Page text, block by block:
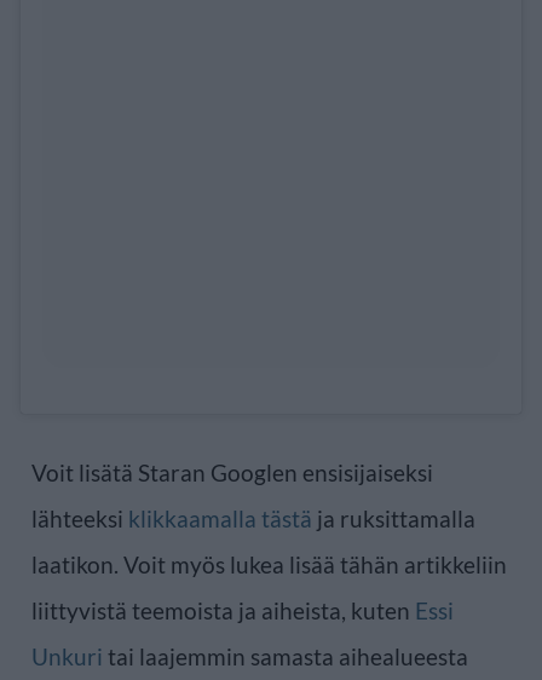
Voit lisätä Staran Googlen ensisijaiseksi
lähteeksi klikkaamalla tästä ja ruksittamalla
laatikon. Voit myös lukea lisää tähän artikkeliin
liittyvistä teemoista ja aiheista, kuten Essi
Unkuri tai laajemmin samasta aihealueesta